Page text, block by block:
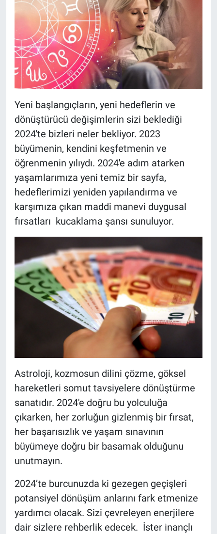
Yeni başlangıçların, yeni hedeflerin ve
dönüştürücü değişimlerin sizi beklediği
2024'te bizleri neler bekliyor. 2023
büyümenin, kendini keşfetmenin ve
öğrenmenin yılıydı. 2024'e adım atarken
yaşamlarımıza yeni temiz bir sayfa,
hedeflerimizi yeniden yapılandırma ve
karşımıza çıkan maddi manevi duygusal
fırsatları kucaklama şansı sunuluyor.
Astroloji, kozmosun dilini çözme, göksel
hareketleri somut tavsiyelere dönüştürme
sanatıdır. 2024'e doğru bu yolculuğa
çıkarken, her zorluğun gizlenmiş bir fırsat,
her başarısızlık ve yaşam sınavının
büyümeye doğru bir basamak olduğunu
unutmayın.
2024’te burcunuzda ki gezegen geçişleri
potansiyel dönüşüm anlarını fark etmenize
yardımcı olacak. Sizi çevreleyen enerjilere
dair sizlere rehberlik edecek. İster inançlı